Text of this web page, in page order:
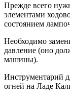
Прежде всего
элементами
состоянием
Необходимо
давление (оно
машины).
Инструментарий
огней на Ладе